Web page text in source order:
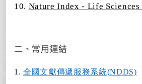
10. Nature Index - Life Sciences
二、常用連結
1.全國文獻傳遞服務系統(NDDS)